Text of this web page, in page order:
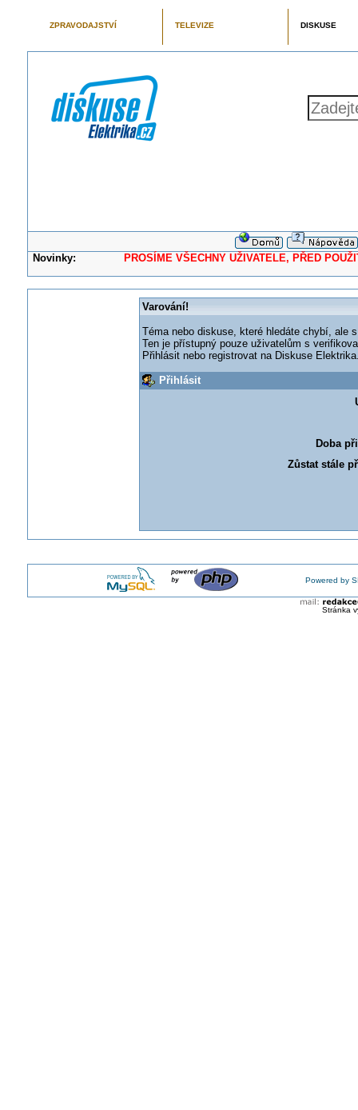
ZPRAVODAJSTVÍ TELEVIZE DISKUSE
Novinky: PROSÍME VŠECHNY UŽIVATELE, PŘED
Varování!
Téma nebo diskuse, které hledáte chybí, ale
Ten je přístupný pouze uživatelům s
Přihlásit nebo registrovat na Diskuse
Přihlásit
Doba
Zůstat stále
Powered by
Stránka